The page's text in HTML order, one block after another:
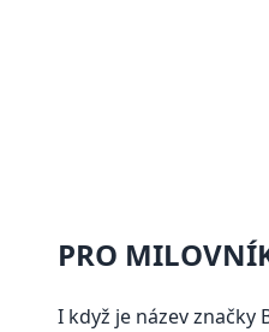
PRO
I když je název